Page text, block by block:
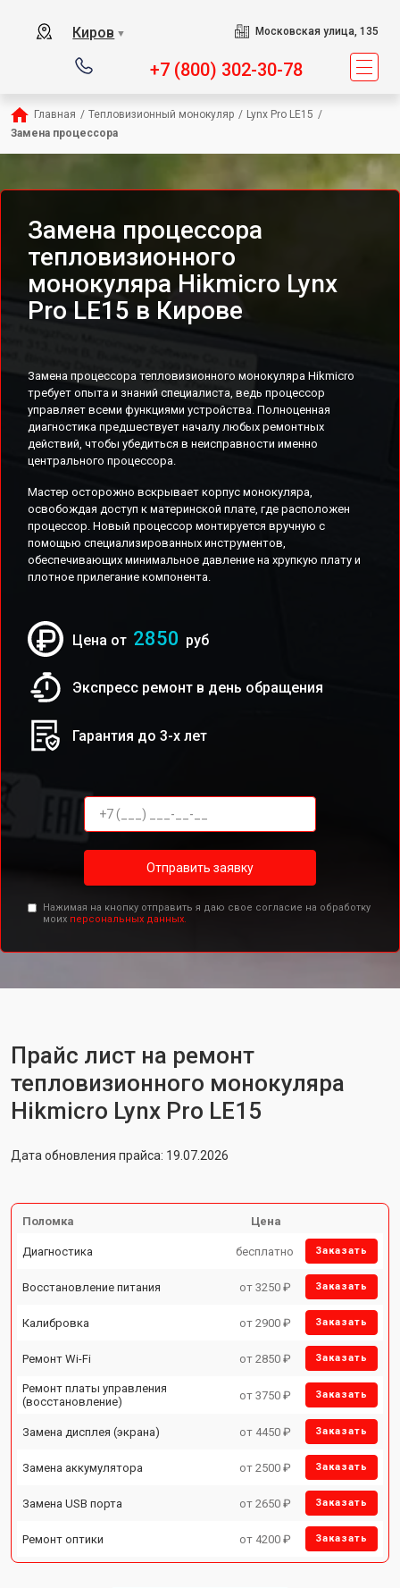
Киров ▼ Московская улица, 135
+7 (800) 302-30-78
Главная / Тепловизионный монокуляр / Lynx Pro LE15 /
Замена процессора
Замена процессора
тепловизионного
монокуляра Hikmicro Lynx
Pro LE15 в Кирове
Замена процессора тепловизионного монокуляра Hikmicro
требует опыта и знаний специалиста, ведь процессор
управляет всеми функциями устройства. Полноценная
диагностика предшествует началу любых ремонтных
действий, чтобы убедиться в неисправности именно
центрального процессора.
Мастер осторожно вскрывает корпус монокуляра,
освобождая доступ к материнской плате, где расположен
процессор. Новый процессор монтируется вручную с
помощью специализированных инструментов,
обеспечивающих минимальное давление на хрупкую плату и
плотное прилегание компонента.
Цена от 2850 руб
Экспресс ремонт в день обращения
Гарантия до 3-х лет
Отправить заявку
Нажимая на кнопку отправить я даю свое согласие на обработку
моих персональных данных.
Прайс лист на ремонт
тепловизионного монокуляра
Hikmicro Lynx Pro LE15
Дата обновления прайса: 19.07.2026
Поломка Цена
Диагностика бесплатно Заказать
Восстановление питания от 3250 ₽ Заказать
Калибровка от 2900 ₽ Заказать
Ремонт Wi-Fi от 2850 ₽ Заказать
Ремонт платы управления
(восстановление)
от 3750 ₽ Заказать
Замена дисплея (экрана) от 4450 ₽ Заказать
Замена аккумулятора от 2500 ₽ Заказать
Замена USB порта от 2650 ₽ Заказать
Ремонт оптики от 4200 ₽ Заказать